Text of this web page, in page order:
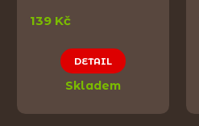
139 Kč
DETAIL
Skladem